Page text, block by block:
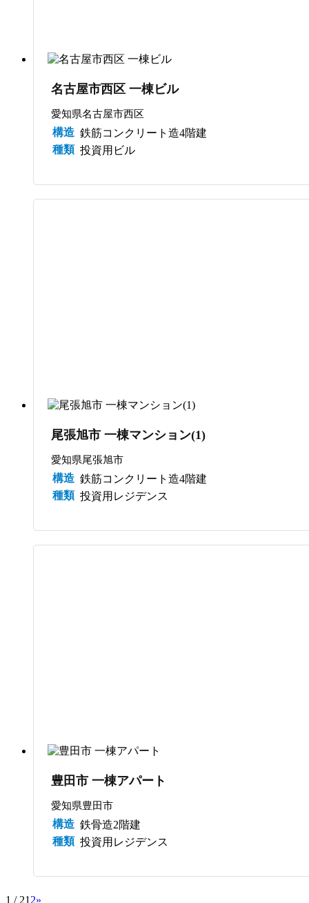
名古屋市西区 一棟ビル
愛知県名古屋市西区
構造 鉄筋コンクリート造4階建
種類 投資用ビル
尾張旭市 一棟マンション(1)
愛知県尾張旭市
構造 鉄筋コンクリート造4階建
種類 投資用レジデンス
豊田市 一棟アパート
愛知県豊田市
構造 鉄骨造2階建
種類 投資用レジデンス
1 / 21 2»